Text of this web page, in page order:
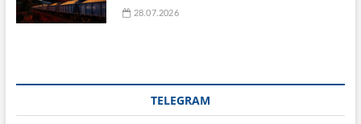
28.07.2026
TELEGRAM